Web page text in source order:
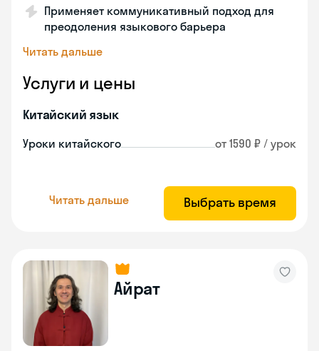
Применяет коммуникативный подход для
преодоления языкового барьера
Читать дальше
Услуги и цены
Китайский язык
Уроки китайского от 1590 ₽ / урок
Читать дальше Выбрать время
Айрат